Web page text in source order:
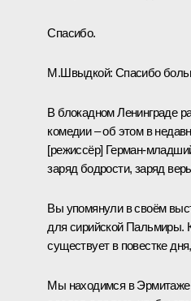
Спасибо.
М.Швыдкой: Спасибо
В блокадном Ленинграде
комедии – об этом в
[режиссёр] Герман-
заряд бодрости, заряд
Вы упомянули в своём
для сирийской Пальмиры.
существует в повестке
Мы находимся в Эрмитаже,